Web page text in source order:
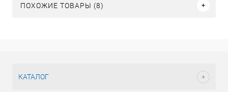
ПОХОЖИЕ ТОВАРЫ (8)
КАТАЛОГ